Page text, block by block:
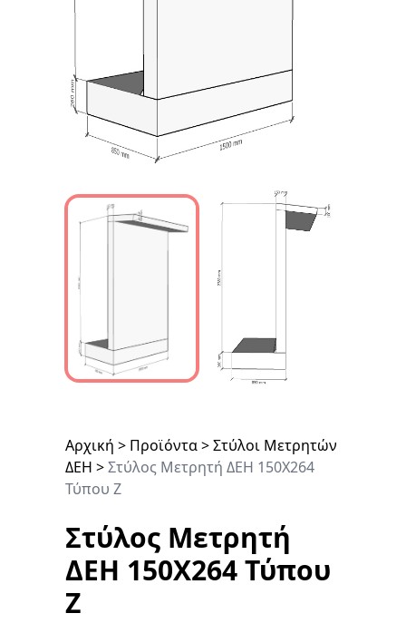
Αρχική > Προϊόντα>Στύλοι Μετρητών
ΔΕΗ >Στύλος Μετρητή ΔΕΗ 150Χ264
Τύπου Ζ
Στύλος Μετρητή
ΔΕΗ 150Χ264 Τύπου
Ζ